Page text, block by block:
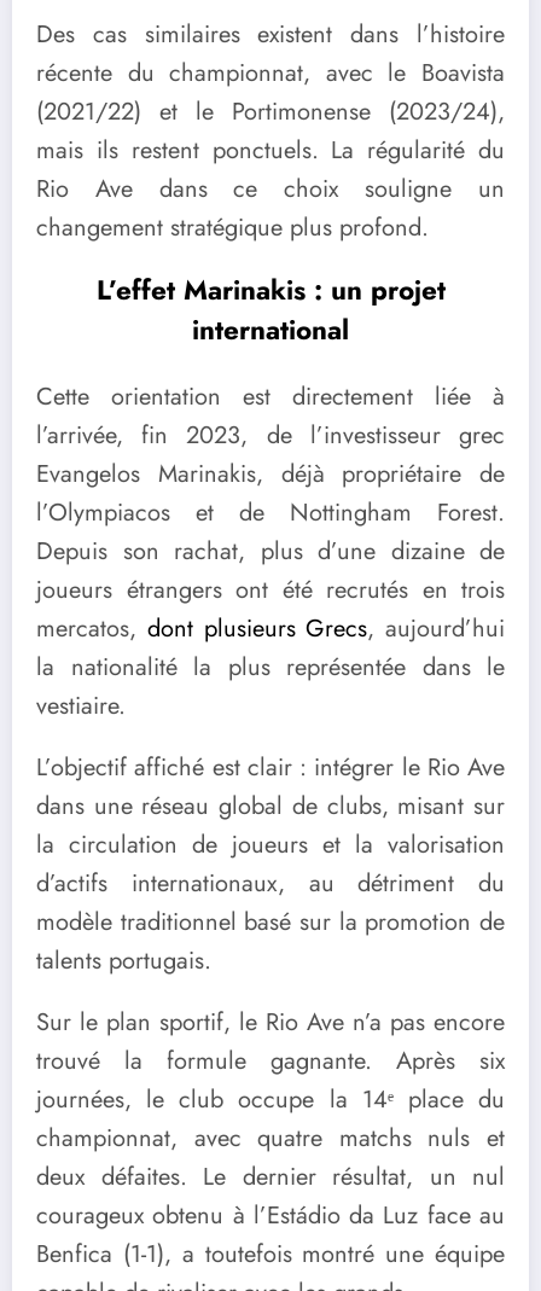
Des cas similaires existent dans l’histoire
récente du championnat, avec le Boavista
(2021/22) et le Portimonense (2023/24),
mais ils restent ponctuels. La régularité du
Rio Ave dans ce choix souligne un
changement stratégique plus profond.
L’effet Marinakis : un projet
international
Cette orientation est directement liée à
l’arrivée, fin 2023, de l’investisseur grec
Evangelos Marinakis, déjà propriétaire de
l’Olympiacos et de Nottingham Forest.
Depuis son rachat, plus d’une dizaine de
joueurs étrangers ont été recrutés en trois
mercatos, dont plusieurs Grecs, aujourd’hui
la nationalité la plus représentée dans le
vestiaire.
L’objectif affiché est clair : intégrer le Rio Ave
dans une réseau global de clubs, misant sur
la circulation de joueurs et la valorisation
d’actifs internationaux, au détriment du
modèle traditionnel basé sur la promotion de
talents portugais.
Sur le plan sportif, le Rio Ave n’a pas encore
trouvé la formule gagnante. Après six
journées, le club occupe la 14ᵉ place du
championnat, avec quatre matchs nuls et
deux défaites. Le dernier résultat, un nul
courageux obtenu à l’Estádio da Luz face au
Benfica (1-1), a toutefois montré une équipe